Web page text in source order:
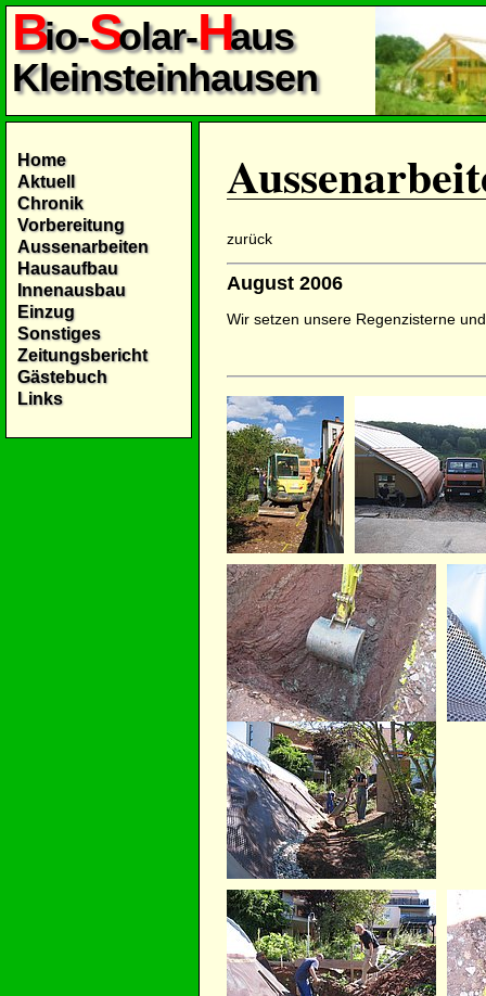
Bio-Solar-Haus
Kleinsteinhausen
Home
Aktuell
Chronik
Vorbereitung
Aussenarbeiten
Hausaufbau
Innenausbau
Einzug
Sonstiges
Zeitungsbericht
Gästebuch
Links
zurück
August 2006
Wir setzen unsere Regenzisterne